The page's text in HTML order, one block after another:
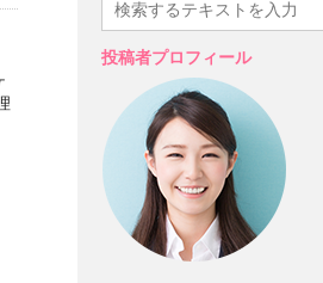
投稿者プロフィール